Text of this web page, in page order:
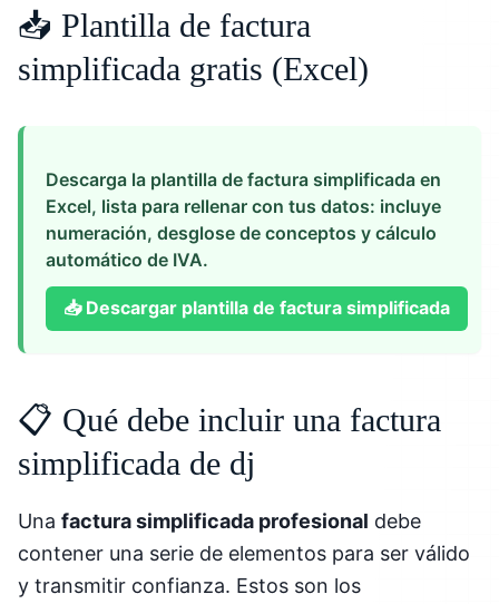
📥 Plantilla de factura
simplificada gratis (Excel)
Descarga la plantilla de factura simplificada en
Excel, lista para rellenar con tus datos: incluye
numeración, desglose de conceptos y cálculo
automático de IVA.
📥 Descargar plantilla de factura simplificada
📋 Qué debe incluir una factura
simplificada de dj
Una factura simplificada profesional debe
contener una serie de elementos para ser válido
y transmitir confianza. Estos son los